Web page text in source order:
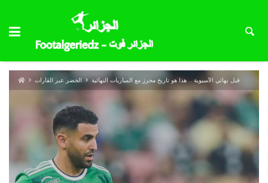
الخضر عبر القارات قبل نهائي الآسيوية .. هذا هو تاريخ محرز مع المباريات النهائية